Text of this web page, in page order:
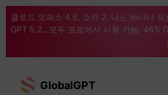
클로드 오퍼스 4.6, 소라 2, 나노 바나나 프
GPT 5.2...모두 프로에서 사용 가능. 46%
GlobalGPT